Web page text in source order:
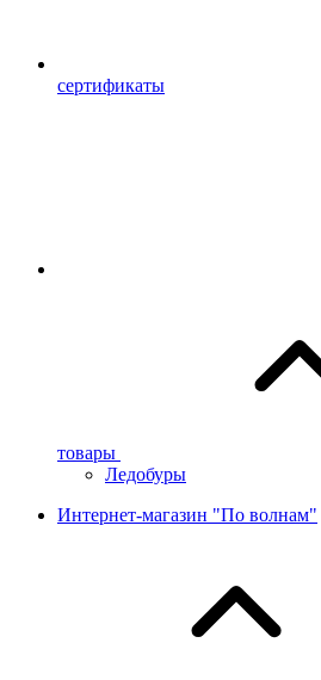
сертификаты
товары
Ледобуры
Интернет-магазин "По волнам"